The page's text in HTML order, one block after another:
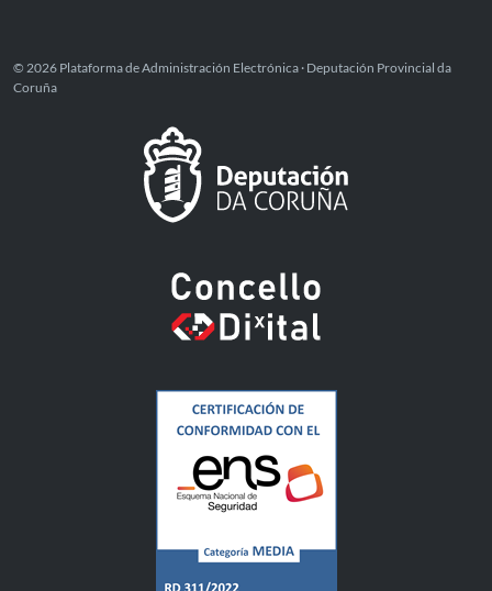
© 2026 Plataforma de Administración Electrónica · Deputación Provincial da
Coruña